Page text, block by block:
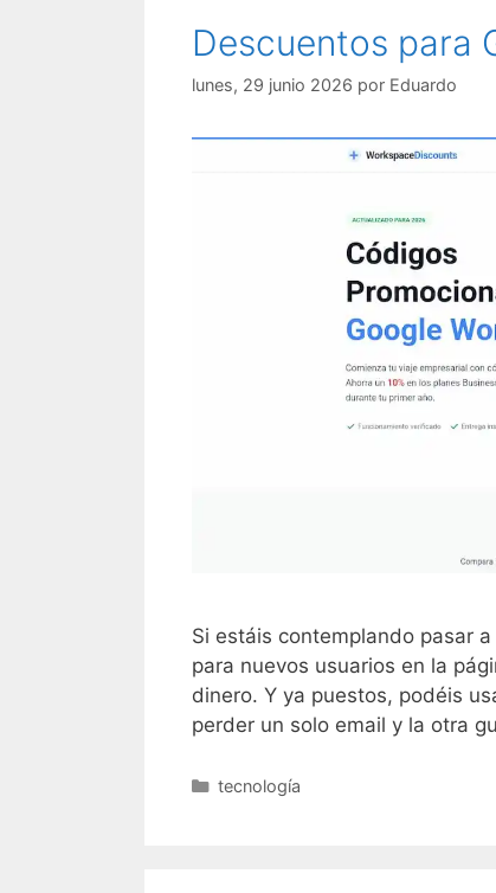
Descuentos para
lunes, 29 junio 2026 por Eduardo
Si estáis contemplando pasar
para nuevos usuarios en la
dinero. Y ya puestos, podéis
perder un solo email y la otra
Categorías
tecnología